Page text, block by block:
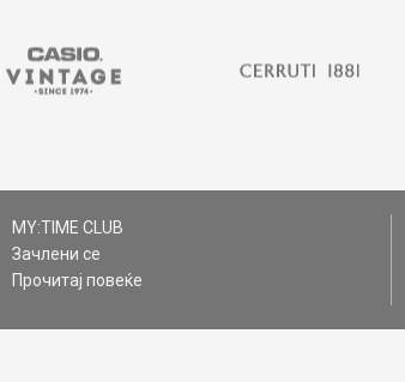
MY:TIME CLUB
Зачлени се
Прочитај повеќе